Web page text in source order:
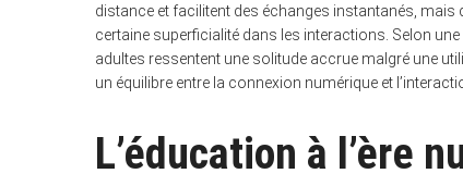
distance et facilitent des échanges instantanés, mais
certaine superficialité dans les interactions. Selon
adultes ressentent une solitude accrue malgré une
un équilibre entre la connexion numérique et
L’éducation à l’ère